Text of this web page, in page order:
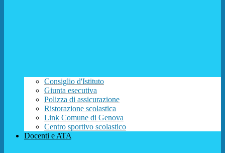
Consiglio d'Istituto
Giunta esecutiva
Polizza di assicurazione
Ristorazione scolastica
Link Comune di Genova
Centro sportivo scolastico
Docenti e ATA